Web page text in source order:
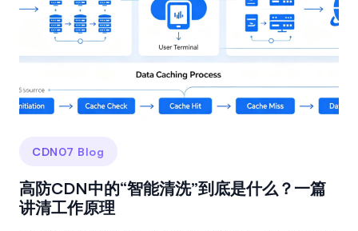
CDN07 Blog
高防CDN中的“智能清洗”到底是什么？一篇
讲清工作原理